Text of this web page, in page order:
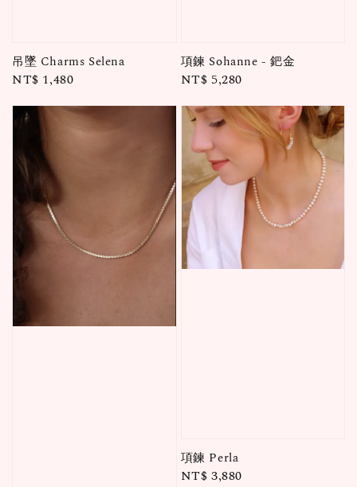
吊墜 Charms Selena
Regular
NT$ 1,480
項鍊 Sohanne - 鈀金
Regular
NT$ 5,280
項鍊 Perla
Regular
NT$ 3,880